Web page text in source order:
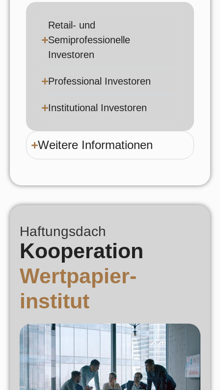
Retail- und
Semiprofessionelle
Investoren
Professional Investoren
Institutional Investoren
Weitere Informationen
Haftungsdach
Kooperation
Wertpapier-
institut